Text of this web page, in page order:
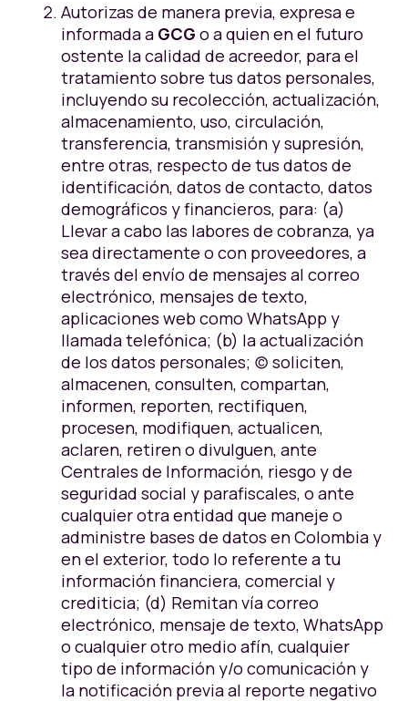
Autorizas de manera previa, expresa e
informada a GCG o a quien en el futuro
ostente la calidad de acreedor, para el
tratamiento sobre tus datos personales,
incluyendo su recolección, actualización,
almacenamiento, uso, circulación,
transferencia, transmisión y supresión,
entre otras, respecto de tus datos de
identificación, datos de contacto, datos
demográficos y financieros, para: (a)
Llevar a cabo las labores de cobranza, ya
sea directamente o con proveedores, a
través del envío de mensajes al correo
electrónico, mensajes de texto,
aplicaciones web como WhatsApp y
llamada telefónica; (b) la actualización
de los datos personales; (c) soliciten,
almacenen, consulten, compartan,
informen, reporten, rectifiquen,
procesen, modifiquen, actualicen,
aclaren, retiren o divulguen, ante
Centrales de Información, riesgo y de
seguridad social y parafiscales, o ante
cualquier otra entidad que maneje o
administre bases de datos en Colombia y
en el exterior, todo lo referente a tu
información financiera, comercial y
crediticia; (d) Remitan vía correo
electrónico, mensaje de texto, WhatsApp
o cualquier otro medio afín, cualquier
tipo de información y/o comunicación y
la notificación previa al reporte negativo